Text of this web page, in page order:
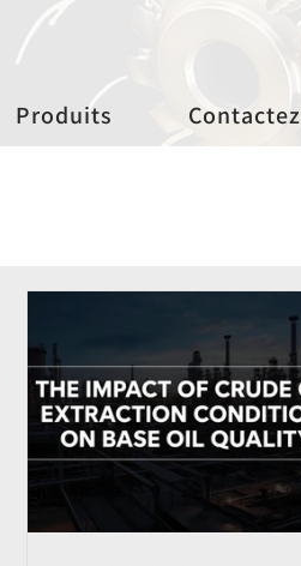
Produits Contactez